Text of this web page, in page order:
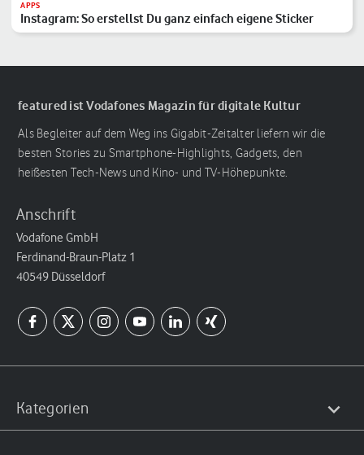
APPS
Instagram: So erstellst Du ganz einfach eigene Sticker
featured ist Vodafones Magazin für digitale Kultur
Als Begleiter auf dem Weg ins Gigabit-Zeitalter liefern wir die
besten Stories zu Smartphone-Highlights, Gadgets, den
heißesten Tech-News und Kino- und TV-Höhepunkte.
Anschrift
Vodafone GmbH
Ferdinand-Braun-Platz 1
40549 Düsseldorf
Kategorien